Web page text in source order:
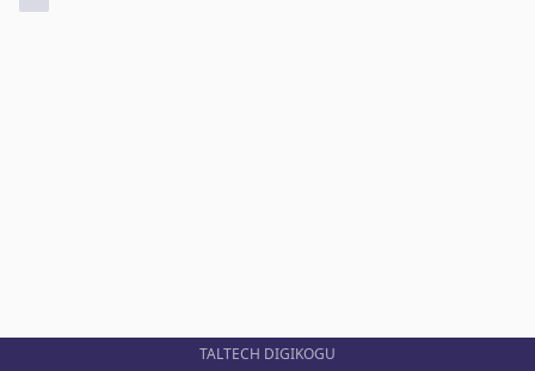
TALTECH DIGIKOGU